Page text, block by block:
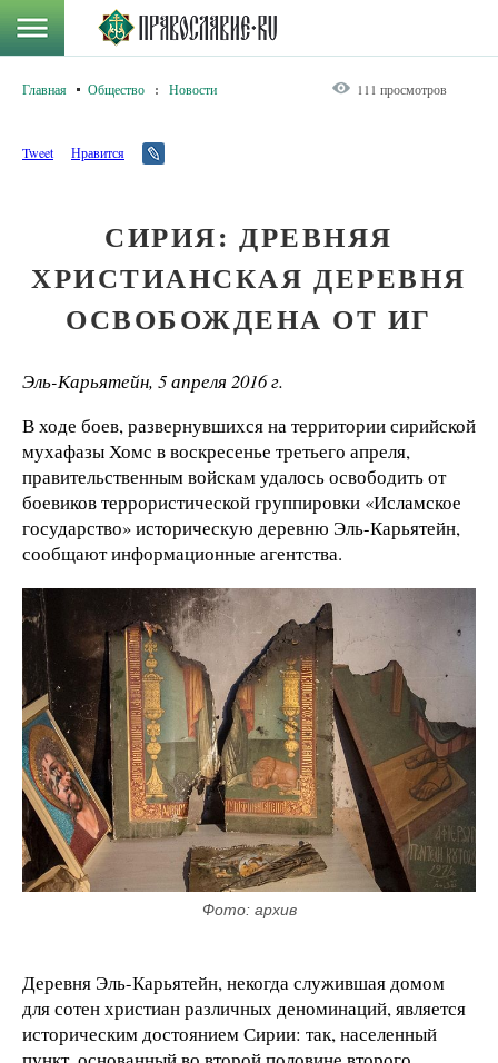
Главная Общество : Новости 111 просмотров
Tweet Нравится
СИРИЯ: ДРЕВНЯЯ
ХРИСТИАНСКАЯ ДЕРЕВНЯ
ОСВОБОЖДЕНА ОТ ИГ
Эль-Карьятейн, 5 апреля 2016 г.
В ходе боев, развернувшихся на территории сирийской
мухафазы Хомс в воскресенье третьего апреля,
правительственным войскам удалось освободить от
боевиков террористической группировки «Исламское
государство» историческую деревню Эль-Карьятейн,
сообщают информационные агентства.
Фото: архив
Деревня Эль-Карьятейн, некогда служившая домом
для сотен христиан различных деноминаций, является
историческим достоянием Сирии: так, населенный